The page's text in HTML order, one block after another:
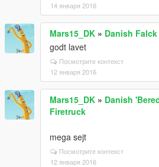
14 января 2016
Mars15_DK » Danish
godt lavet
Посмотрите контекст
12 января 2016
Mars15_DK » Danish
Firetruck
mega sejt
Посмотрите контекст
12 января 2016